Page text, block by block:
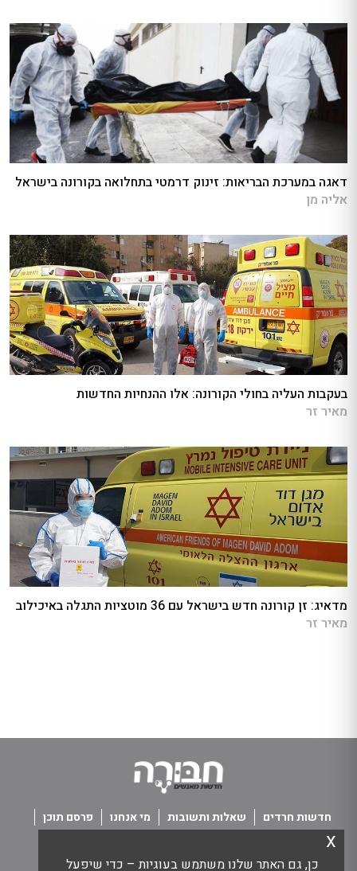
כן, גם האתר שלנו משתמש בעוגיות – כדי שיפעל
x
דאגה במערכת הבריאות: זינוק דרמטי בתחלואה בקורונה בישראל
אליה מן
בעקבות העליה בחולי הקורונה: אלו ההנחיות החדשות
מאיר זר
מדאיג: זן קורונה חדש בישראל עם 36 מוטציות התגלה באיכילוב
מאיר זר
חדשות חרדים שאלות ותשובות מי אנחנו
פרסם תוכן